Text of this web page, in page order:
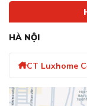
HÀ NỘI
CT Luxhome